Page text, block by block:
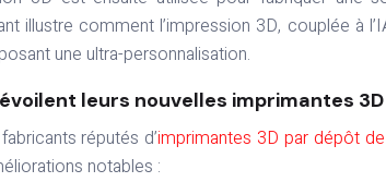
illustre comment l’impression 3D, couplée à
une ultra-personnalisation.
leurs nouvelles imprimantes 3D
réputés d’imprimantes 3D par dépôt
notables :